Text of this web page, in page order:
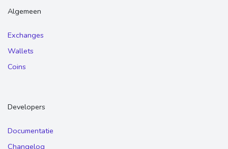
Algemeen
Exchanges
Wallets
Coins
Developers
Documentatie
Changelog